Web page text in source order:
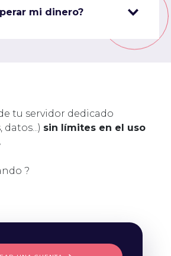
mi dinero?
tu servidor dedicado
sin límites en el uso
?